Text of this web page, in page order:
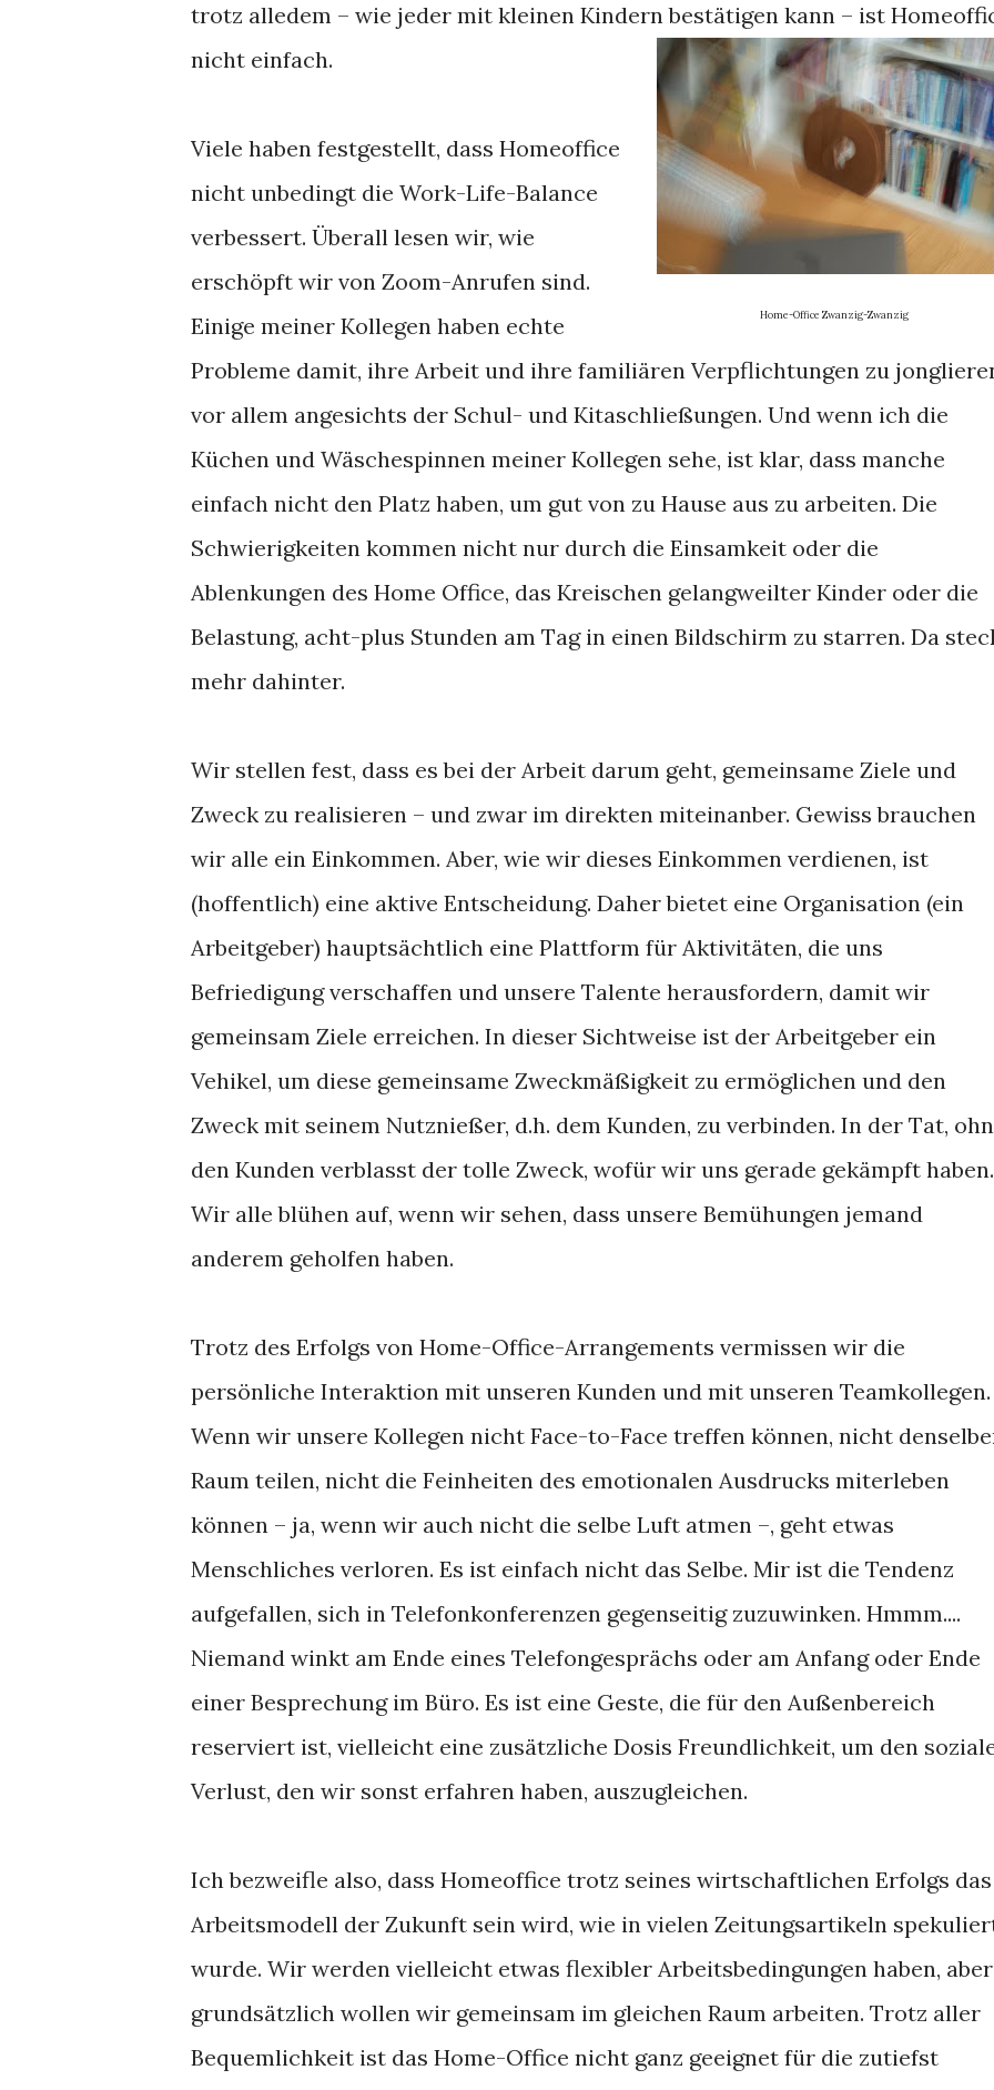
trotz alledem – wie jeder mit kleinen Kindern bestätigen kann – ist
nicht einfach.
Home-Office Zwanzig-Zwanzig
Viele haben festgestellt, dass Homeoffice
nicht unbedingt die Work-Life-Balance
verbessert. Überall lesen wir, wie
erschöpft wir von Zoom-Anrufen sind.
Einige meiner Kollegen haben echte
Probleme damit, ihre Arbeit und ihre familiären Verpflichtungen zu
vor allem angesichts der Schul- und Kitaschließungen. Und wenn ich die
Küchen und Wäschespinnen meiner Kollegen sehe, ist klar, dass manche
einfach nicht den Platz haben, um gut von zu Hause aus zu arbeiten. Die
Schwierigkeiten kommen nicht nur durch die Einsamkeit oder die
Ablenkungen des Home Office, das Kreischen gelangweilter Kinder oder die
Belastung, acht-plus Stunden am Tag in einen Bildschirm zu starren. Da
mehr dahinter.
Wir stellen fest, dass es bei der Arbeit darum geht, gemeinsame Ziele und
Zweck zu realisieren – und zwar im direkten miteinanber. Gewiss brauchen
wir alle ein Einkommen. Aber, wie wir dieses Einkommen verdienen, ist
(hoffentlich) eine aktive Entscheidung. Daher bietet eine Organisation (ein
Arbeitgeber) hauptsächtlich eine Plattform für Aktivitäten, die uns
Befriedigung verschaffen und unsere Talente herausfordern, damit wir
gemeinsam Ziele erreichen. In dieser Sichtweise ist der Arbeitgeber ein
Vehikel, um diese gemeinsame Zweckmäßigkeit zu ermöglichen und den
Zweck mit seinem Nutznießer, d.h. dem Kunden, zu verbinden. In der Tat,
den Kunden verblasst der tolle Zweck, wofür wir uns gerade gekämpft haben.
Wir alle blühen auf, wenn wir sehen, dass unsere Bemühungen jemand
anderem geholfen haben.
Trotz des Erfolgs von Home-Office-Arrangements vermissen wir die
persönliche Interaktion mit unseren Kunden und mit unseren Teamkollegen.
Wenn wir unsere Kollegen nicht Face-to-Face treffen können, nicht
Raum teilen, nicht die Feinheiten des emotionalen Ausdrucks miterleben
können – ja, wenn wir auch nicht die selbe Luft atmen –, geht etwas
Menschliches verloren. Es ist einfach nicht das Selbe. Mir ist die Tendenz
aufgefallen, sich in Telefonkonferenzen gegenseitig zuzuwinken. Hmmm....
Niemand winkt am Ende eines Telefongesprächs oder am Anfang oder Ende
einer Besprechung im Büro. Es ist eine Geste, die für den Außenbereich
reserviert ist, vielleicht eine zusätzliche Dosis Freundlichkeit, um den
Verlust, den wir sonst erfahren haben, auszugleichen.
Ich bezweifle also, dass Homeoffice trotz seines wirtschaftlichen Erfolgs das
Arbeitsmodell der Zukunft sein wird, wie in vielen Zeitungsartikeln
wurde. Wir werden vielleicht etwas flexibler Arbeitsbedingungen haben, aber
grundsätzlich wollen wir gemeinsam im gleichen Raum arbeiten. Trotz aller
Bequemlichkeit ist das Home-Office nicht ganz geeignet für die zutiefst